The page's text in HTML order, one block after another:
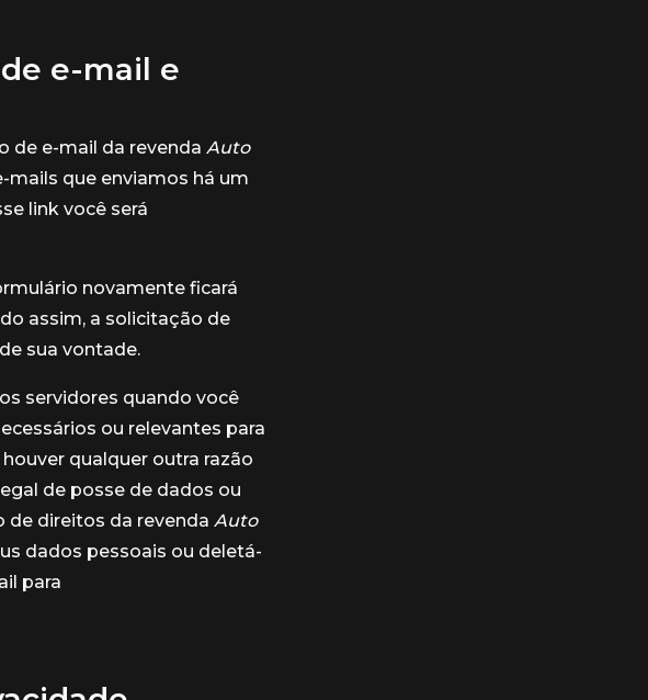
e-mail e
de e-mail da revenda Auto
mails que enviamos há um
link você será
novamente ficará
assim, a solicitação de
sua vontade.
servidores quando você
ou relevantes para
qualquer outra razão
de posse de dados ou
de direitos da revenda Auto
dados pessoais ou deletá-
para